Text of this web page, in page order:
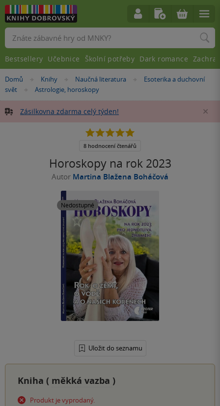
Nacházíte
se
Domů »Knihy »Naučná literatura »
Esoterika a duchovní
svět
»Astrologie, horoskopy
Zásilkovna zdarma celý týden!
Horoskopy na rok 2023
Autor Martina Blažena Boháčová
Nedostupné
Uložit do seznamu
5.0
5
8 hodnocení čtenářů
Kniha ( měkká vazba )
Produkt je vyprodaný.
Vyhledávání
Bestsellery Učebnice Školní potřeby Dark romance